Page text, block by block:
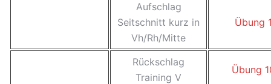
Aufschlag
Seitschnitt kurz in
Vh/Rh/Mitte
Übung
Rückschlag
Training V
Übung